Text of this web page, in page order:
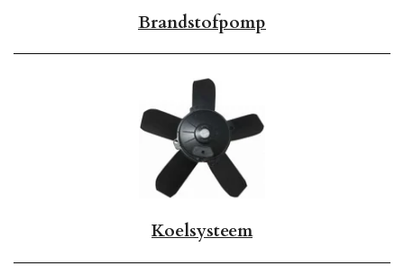
Brandstofpomp
Koelsysteem